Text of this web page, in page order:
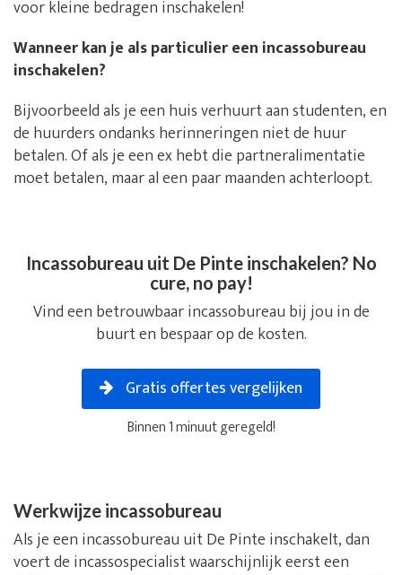
voor kleine bedragen inschakelen!
Wanneer kan je als particulier een incassobureau
inschakelen?
Bijvoorbeeld als je een huis verhuurt aan studenten, en
de huurders ondanks herinneringen niet de huur
betalen. Of als je een ex hebt die partneralimentatie
moet betalen, maar al een paar maanden achterloopt.
Incassobureau uit De Pinte inschakelen? No
cure, no pay!
Vind een betrouwbaar incassobureau bij jou in de
buurt en bespaar op de kosten.
Gratis offertes vergelijken
Binnen 1 minuut geregeld!
Werkwijze incassobureau
Als je een incassobureau uit De Pinte inschakelt, dan
voert de incassospecialist waarschijnlijk eerst een